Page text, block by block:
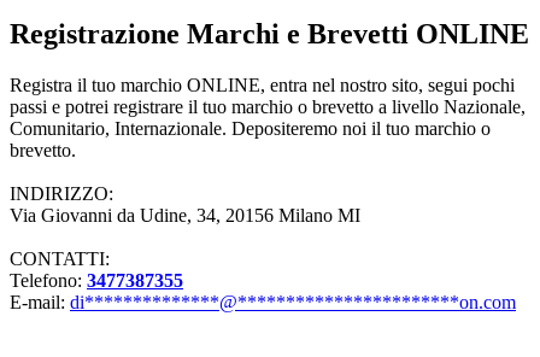
Registrazione Marchi e Brevetti ONLINE
Registra il tuo marchio ONLINE, entra nel nostro sito, segui pochi
passi e potrei registrare il tuo marchio o brevetto a livello Nazionale,
Comunitario, Internazionale. Depositeremo noi il tuo marchio o
brevetto.
INDIRIZZO:
Via Giovanni da Udine, 34, 20156 Milano MI
CONTATTI:
Telefono: 3477387355
E-mail: di**************@***********************on.com